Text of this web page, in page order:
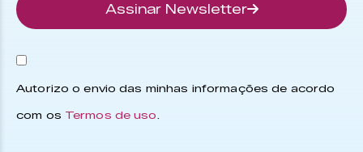
Assinar Newsletter
Autorizo o envio das minhas informações de acordo
com os Termos de uso